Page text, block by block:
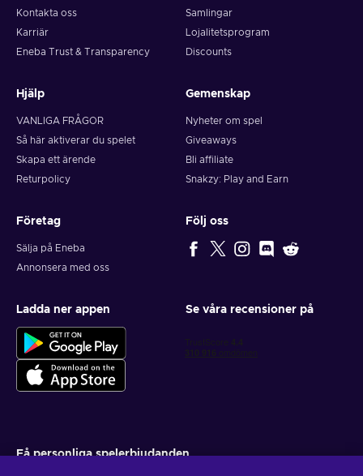
Kontakta oss
Karriär
Eneba Trust & Transparency
Samlingar
Lojalitetsprogram
Discounts
Hjälp
VANLIGA FRÅGOR
Så här aktiverar du spelet
Skapa ett ärende
Returpolicy
Gemenskap
Nyheter om spel
Giveaways
Bli affiliate
Snakzy: Play and Earn
Företag
Sälja på Eneba
Annonsera med oss
Följ oss
Ladda ner appen Se våra recensioner på
Få personliga spelerbjudanden